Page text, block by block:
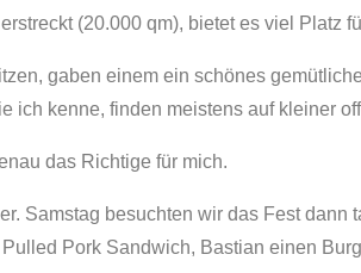
(20.000 qm), bietet es viel Platz
gaben einem ein schönes
ich kenne, finden meistens auf kleiner
das Richtige für mich.
Samstag besuchten wir das Fest
Pork Sandwich, Bastian einen